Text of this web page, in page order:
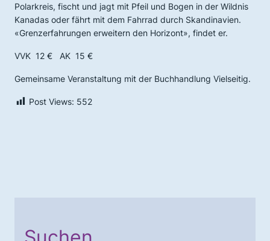
Polarkreis, fischt und jagt mit Pfeil und Bogen in der Wildnis
Kanadas oder fährt mit dem Fahrrad durch Skandinavien.
«Grenzerfahrungen erweitern den Horizont», findet er.
VVK 12 € AK 15 €
Gemeinsame Veranstaltung mit der Buchhandlung Vielseitig.
Post Views: 552